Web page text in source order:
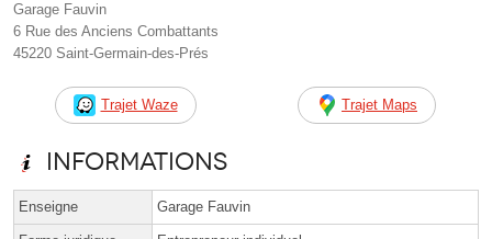
Garage Fauvin
6 Rue des Anciens Combattants
45220 Saint-Germain-des-Prés
Trajet Waze Trajet Maps
Informations
Enseigne Garage Fauvin